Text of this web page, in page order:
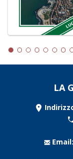
LA
Email: